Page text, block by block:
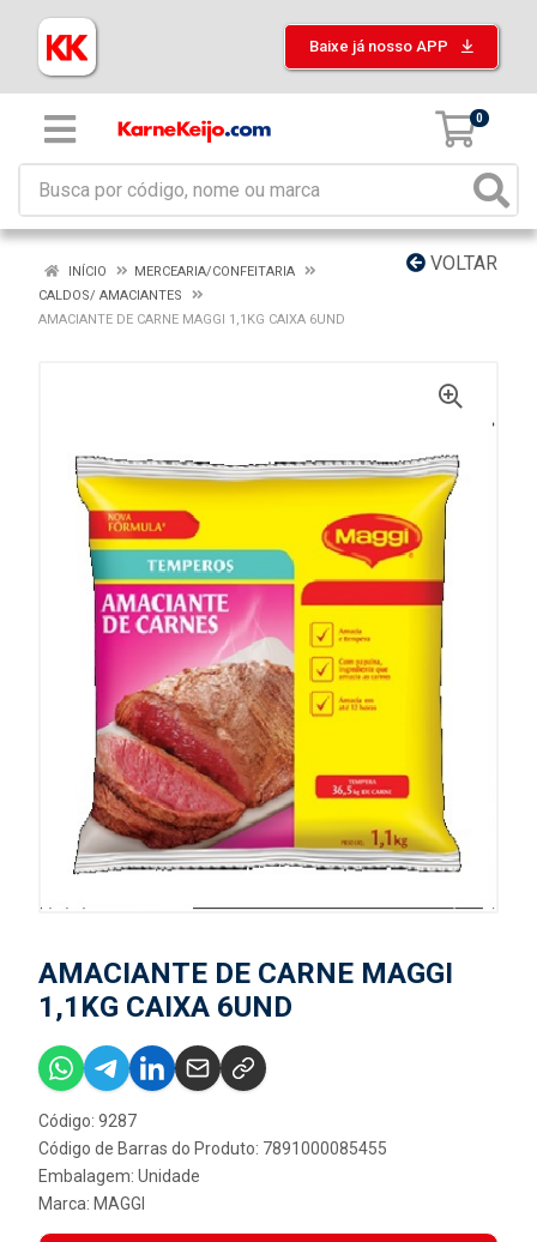
Baixe já nosso APP
0
VOLTAR
INÍCIO
MERCEARIA/CONFEITARIA
CALDOS/ AMACIANTES
AMACIANTE DE CARNE MAGGI 1,1KG CAIXA 6UND
AMACIANTE DE CARNE MAGGI
1,1KG CAIXA 6UND
Código: 9287
Código de Barras do Produto: 7891000085455
Embalagem: Unidade
Marca: MAGGI